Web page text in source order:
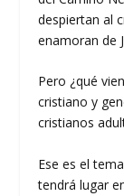
despiertan al
enamoran de
Pero ¿qué
cristiano y
cristianos
Ese es el
tendrá lugar